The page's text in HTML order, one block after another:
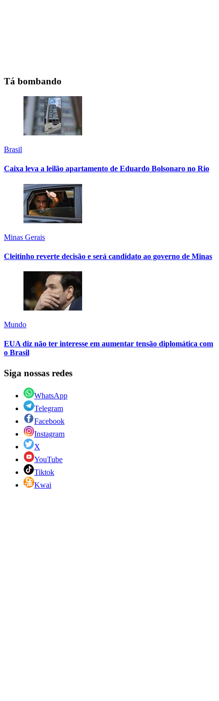
Tá bombando
Brasil
Caixa leva a leilão apartamento de Eduardo Bolsonaro no Rio
Minas Gerais
Cleitinho reverte decisão e será candidato ao governo de Minas
Mundo
EUA diz não ter interesse em aumentar tensão diplomática com
o Brasil
Siga nossas redes
WhatsApp
Telegram
Facebook
Instagram
X
YouTube
Tiktok
Kwai